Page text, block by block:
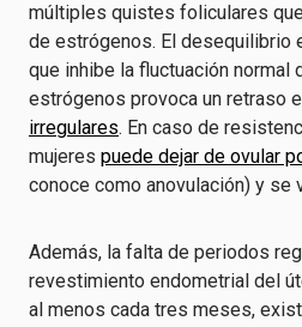
múltiples quistes foliculares
de estrógenos. El desequilibrio
que inhibe la fluctuación normal
estrógenos provoca un retraso
irregulares. En caso de
mujeres puede dejar de ovular
conoce como anovulación) y se
Además, la falta de periodos
revestimiento endometrial del
al menos cada tres meses,